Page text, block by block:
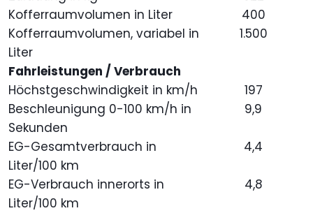
Kofferraumvolumen in Liter
400
Kofferraumvolumen, variabel in
Liter
1.500
Fahrleistungen / Verbrauch
Höchstgeschwindigkeit in km/h
197
Beschleunigung 0-100 km/h in
Sekunden
9,9
EG-Gesamtverbrauch in
Liter/100 km
4,4
EG-Verbrauch innerorts in
Liter/100 km
4,8